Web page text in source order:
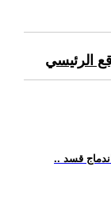
الرئيسي
قسد